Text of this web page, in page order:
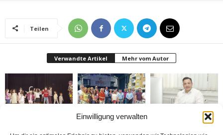
Einwilligung verwalten
Teilen
Verwandte Artikel Mehr vom Autor